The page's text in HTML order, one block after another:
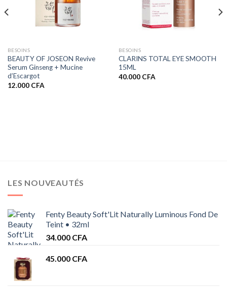
BESOINS
BEAUTY OF JOSEON Revive
Serum Ginseng + Mucine
d’Escargot
12.000 CFA
BESOINS
CLARINS TOTAL EYE SMOOTH
15ML
40.000 CFA
LES NOUVEAUTÉS
Fenty Beauty Soft'Lit Naturally Luminous Fond De
Teint • 32ml
34.000 CFA
45.000 CFA